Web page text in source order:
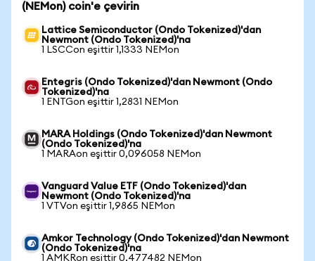
(NEMon) coin'e çevirin
Lattice Semiconductor (Ondo Tokenized)'dan
Newmont (Ondo Tokenized)'na
1 LSCCon eşittir 1,1333 NEMon
Entegris (Ondo Tokenized)'dan Newmont (Ondo
Tokenized)'na
1 ENTGon eşittir 1,2831 NEMon
MARA Holdings (Ondo Tokenized)'dan Newmont
(Ondo Tokenized)'na
1 MARAon eşittir 0,096058 NEMon
Vanguard Value ETF (Ondo Tokenized)'dan
Newmont (Ondo Tokenized)'na
1 VTVon eşittir 1,9865 NEMon
Amkor Technology (Ondo Tokenized)'dan Newmont
(Ondo Tokenized)'na
1 AMKRon eşittir 0,477482 NEMon